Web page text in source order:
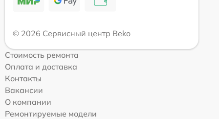
© 2026 Сервисный центр Beko
Стоимость ремонта
Оплата и доставка
Контакты
Вакансии
О компании
Ремонтируемые модели